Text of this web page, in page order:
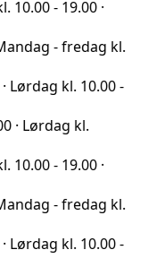
·
kl.
10.00 -
kl.
·
kl.
10.00 -